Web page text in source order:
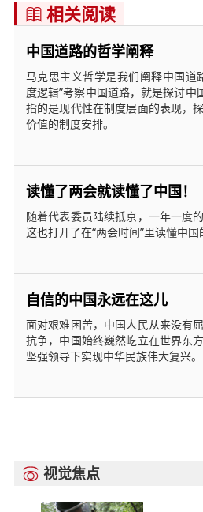
 相关阅读
中国道路的哲学阐释
马克思主义哲学是我们阐释中国道
度逻辑”考察中国道路，就是探讨中
指的是现代性在制度层面的表现，
价值的制度安排。
读懂了两会就读懂了中国！
随着代表委员陆续抵京，一年一度
这也打开了在“两会时间”里读懂中国
自信的中国永远在这儿
面对艰难困苦，中国人民从来没有
抗争，中国始终巍然屹立在世界东
坚强领导下实现中华民族伟大复兴。
 视觉焦点